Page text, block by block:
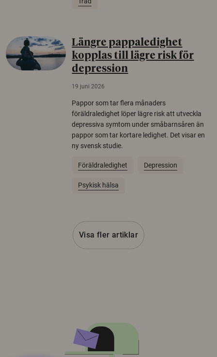
Längre pappaledighet
kopplas till lägre risk för
depression
19 juni 2026
Pappor som tar flera månaders
föräldraledighet löper lägre risk att utveckla
depressiva symtom under småbarnsåren än
pappor som tar kortare ledighet. Det visar en
ny svensk studie.
Föräldraledighet Depression
Psykisk hälsa
Visa fler artiklar